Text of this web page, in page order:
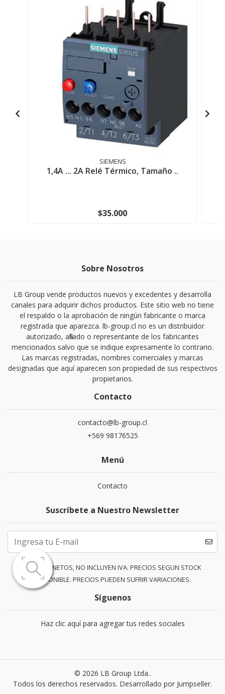
SIEMENS
1,4A ... 2A Relé Térmico, Tamaño ..
$35.000
Sobre Nosotros
LB Group vende productos nuevos y excedentes y desarrolla
canales para adquirir dichos productos. Este sitio web no tiene
el respaldo o la aprobación de ningún fabricante o marca
registrada que aparezca. lb-group.cl no es un distribuidor
autorizado, afiliado o representante de los fabricantes
mencionados salvo que se indique expresamente lo contrario.
Las marcas registradas, nombres comerciales y marcas
designadas que aquí aparecen son propiedad de sus respectivos
propietarios.
Contacto
contacto@lb-group.cl
+569 98176525
Menú
Contacto
Suscríbete a Nuestro Newsletter
PRECIOS NETOS, NO INCLUYEN IVA. PRECIOS SEGUN STOCK
DISPONIBLE. PRECIOS PUEDEN SUFRIR VARIACIONES.
Síguenos
Haz clic aquí para agregar tus redes sociales
© 2026 LB Group Ltda..
Todos los derechos reservados. Desarrollado por Jumpseller.